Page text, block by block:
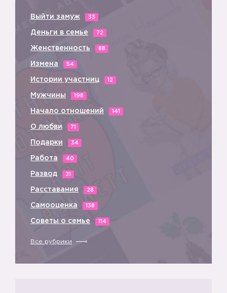
Выйти замуж 33
Деньги в семье 72
Женственность 88
Измена 54
Истории участниц 12
Мужчины 198
Начало отношений 141
О любви 71
Подарки 34
Работа 40
Развод 21
Расставания 28
Самооценка 138
Советы о семье 114
Все рубрики